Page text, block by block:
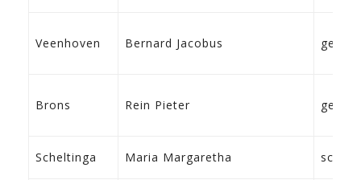
Veenhoven Bernard Jacobus geen
Brons Rein Pieter geen
Scheltinga Maria Margaretha